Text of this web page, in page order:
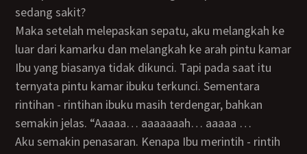
sedang sakit?
Maka setelah melepaskan sepatu, aku melangkah ke
luar dari kamarku dan melangkah ke arah pintu kamar
Ibu yang biasanya tidak dikunci. Tapi pada saat itu
ternyata pintu kamar ibuku terkunci. Sementara
rintihan - rintihan ibuku masih terdengar, bahkan
semakin jelas. “Aaaaa… aaaaaaah… aaaaa …
Aku semakin penasaran. Kenapa Ibu merintih - rintih